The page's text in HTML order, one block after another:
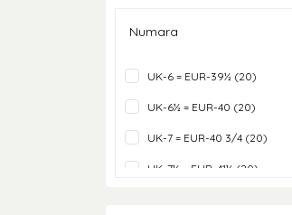
Numara
UK-6 = EUR-39½ (20)
UK-6½ = EUR-40 (20)
UK-7 = EUR-40 3/4 (20)
UK-7½ = EUR-41½ (20)